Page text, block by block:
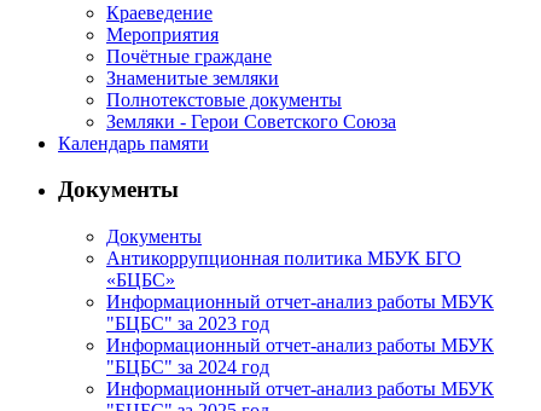
Краеведение
Мероприятия
Почётные граждане
Знаменитые земляки
Полнотекстовые документы
Земляки - Герои Советского Союза
Календарь памяти
Документы
Документы
Антикоррупционная политика МБУК БГО
«БЦБС»
Информационный отчет-анализ работы МБУК
"БЦБС" за 2023 год
Информационный отчет-анализ работы МБУК
"БЦБС" за 2024 год
Информационный отчет-анализ работы МБУК